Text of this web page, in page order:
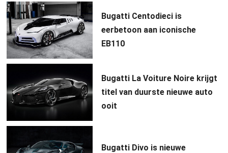
Bugatti Centodieci is
eerbetoon aan iconische
EB110
Bugatti La Voiture Noire krijgt
titel van duurste nieuwe auto
ooit
Bugatti Divo is nieuwe